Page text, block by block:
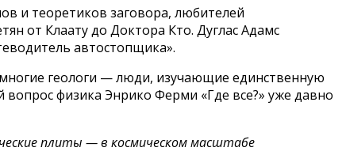
и теоретиков заговора, любителей
от Клаату до Доктора Кто. Дуглас Адамс
автостопщика».
геологи — люди, изучающие единственную
вопрос физика Энрико Ферми «Где все?» уже давно
плиты — в космическом масштабе